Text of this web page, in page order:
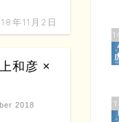
年11月2日
和彦 ×
2018